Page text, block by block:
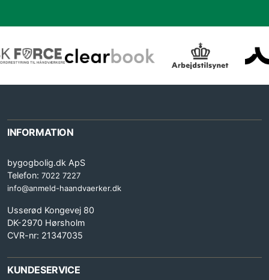
INFORMATION
bygogbolig.dk ApS
Telefon: 7022 7227
info@anmeld-haandvaerker.dk
Usserød Kongevej 80
DK-2970 Hørsholm
CVR-nr: 21347035
KUNDESERVICE